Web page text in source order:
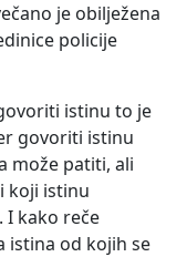
je obilježena
policije
istinu to je
govoriti istinu
može patiti, ali
koji istinu
I kako reče
istina od kojih se